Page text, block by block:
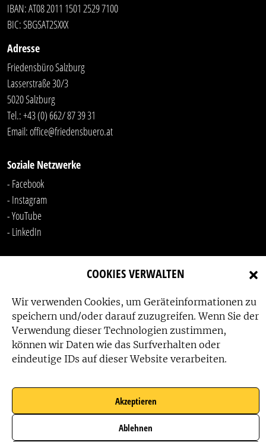
COOKIES VERWALTEN
Wir verwenden Cookies, um Geräteinformationen zu
speichern und/oder darauf zuzugreifen. Wenn Sie der
Verwendung dieser Technologien zustimmen,
können wir Daten wie das Surfverhalten oder
eindeutige IDs auf dieser Website verarbeiten.
Akzeptieren
Ablehnen
IBAN: AT08 2011 1501 2529 7100
BIC: SBGSAT2SXXX
Adresse
Friedensbüro Salzburg
Lasserstraße 30/3
5020 Salzburg
Tel.:+43 (0) 662/ 87 39 31
Email:office@friedensbuero.at
Soziale Netzwerke
- Facebook
- Instagram
- YouTube
- LinkedIn
Das Friedensbüro wird gefördert von:
Das Friedensbüro wird unterstützt von: